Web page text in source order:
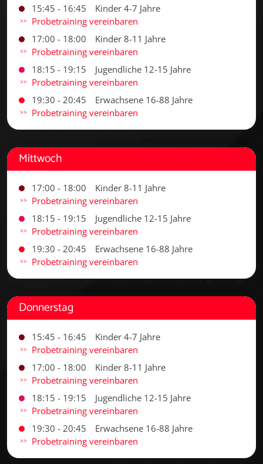
15:45 - 16:45
Kinder 4-7 Jahre
Probetraining vereinbaren
17:00 - 18:00
Kinder 8-11 Jahre
Probetraining vereinbaren
18:15 - 19:15
Jugendliche 12-15 Jahre
Probetraining vereinbaren
19:30 - 20:45
Erwachsene 16-88 Jahre
Probetraining vereinbaren
Mittwoch
17:00 - 18:00
Kinder 8-11 Jahre
Probetraining vereinbaren
18:15 - 19:15
Jugendliche 12-15 Jahre
Probetraining vereinbaren
19:30 - 20:45
Erwachsene 16-88 Jahre
Probetraining vereinbaren
Donnerstag
15:45 - 16:45
Kinder 4-7 Jahre
Probetraining vereinbaren
17:00 - 18:00
Kinder 8-11 Jahre
Probetraining vereinbaren
18:15 - 19:15
Jugendliche 12-15 Jahre
Probetraining vereinbaren
19:30 - 20:45
Erwachsene 16-88 Jahre
Probetraining vereinbaren